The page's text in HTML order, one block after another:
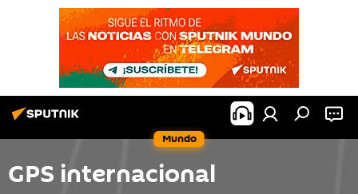
Mundo
GPS internacional